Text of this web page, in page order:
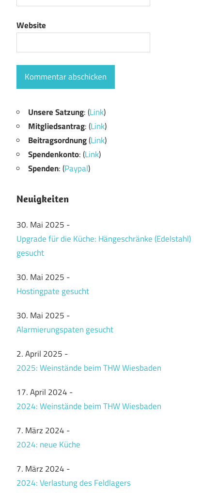
Website
Unsere Satzung: (Link)
Mitgliedsantrag: (Link)
Beitragsordnung(Link)
Spendenkonto: (Link)
Spenden: (Paypal)
Neuigkeiten
30. Mai 2025 -
Upgrade für die Küche: Hängeschränke (Edelstahl)
gesucht
30. Mai 2025 -
Hostingpate gesucht
30. Mai 2025 -
Alarmierungspaten gesucht
2. April 2025 -
2025: Weinstände beim THW Wiesbaden
17. April 2024 -
2024: Weinstände beim THW Wiesbaden
7. März 2024 -
2024: neue Küche
7. März 2024 -
2024: Verlastung des Feldlagers